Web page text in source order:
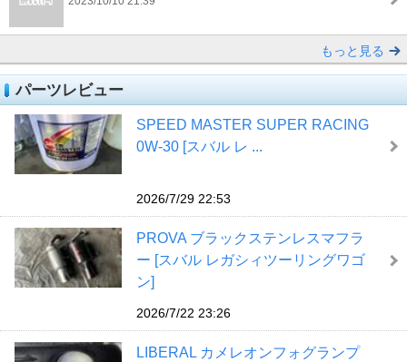
もっと見る
パーツレビュー
SPEED MASTER SUPER RACING
0W-30 [スバル レ ...
2026/7/29 22:53
PROVA ブラックステンレスマフラ
ー [スバル レガシィツーリングワゴ
ン]
2026/7/22 23:26
LIBERAL カメレオンフォグランプ